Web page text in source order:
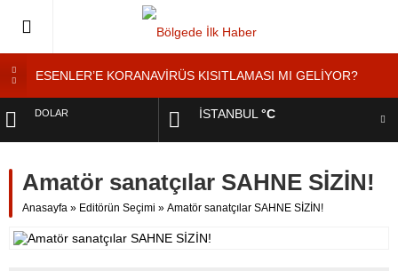
ESENLER’E KORANAVİRÜS KISITLAMASI MI GELİYOR?
ESENLER’DE ”KORONAVİRÜS DENETİMİ”
Esenler’de Yaşayan Genç Kadından ”Ölmek İstemiyorum”
Feryadı
YOL KENARINDA ”MANGALCILAR YANGIN ÇIKARDI”
DOLAR
ALTIN
BIST
İSTANBUL°C
Amatör sanatçılar SAHNE SİZİN!
Anasayfa » Editörün Seçimi » Amatör sanatçılar SAHNE SİZİN!